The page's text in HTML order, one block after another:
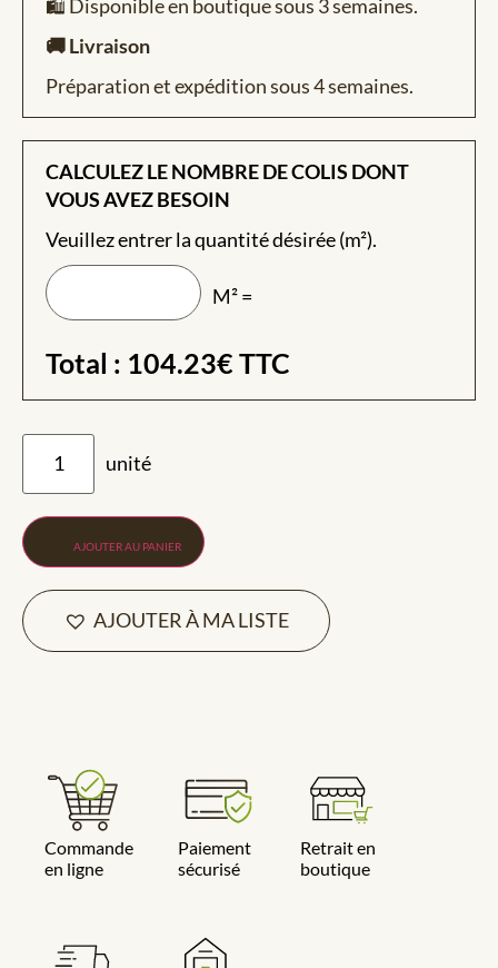
🛍️ Disponible en boutique sous 3 semaines.
🚚 Livraison
Préparation et expédition sous 4 semaines.
CALCULEZ LE NOMBRE DE COLIS DONT
VOUS AVEZ BESOIN
Veuillez entrer la quantité désirée (m²).
M² =
Total : 104.23€ TTC
AJOUTER AU PANIER
AJOUTER À MA LISTE
Commande
en ligne
Paiement
sécurisé
Retrait en
boutique